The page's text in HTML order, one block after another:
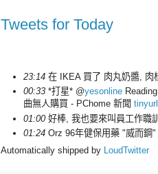
Tweets for Today
23:14 在 IKEA 買了 肉丸奶醬, 肉
00:33 *打星* @yesonline
曲無人購買 - PChome 新聞
01:00 好棒, 我也要來叫員工作職
01:24 Orz 96年健保用藥 "威而鋼"
Automatically shipped by LoudTwitter